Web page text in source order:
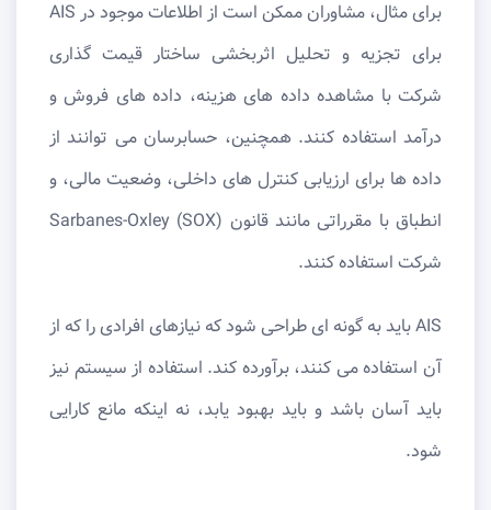
برای مثال، مشاوران ممکن است از اطلاعات موجود در AIS
برای تجزیه و تحلیل اثربخشی ساختار قیمت‌ گذاری
شرکت با مشاهده داده ‌های هزینه، داده ‌های فروش و
درآمد استفاده کنند. همچنین، حسابرسان می ‌توانند از
داده ‌ها برای ارزیابی کنترل ‌های داخلی، وضعیت مالی، و
انطباق با مقرراتی مانند قانون Sarbanes-Oxley (SOX)
شرکت استفاده کنند.
AIS باید به گونه ای طراحی شود که نیازهای افرادی را که از
آن استفاده می کنند، برآورده کند. استفاده از سیستم نیز
باید آسان باشد و باید بهبود یابد، نه اینکه مانع کارایی
شود.